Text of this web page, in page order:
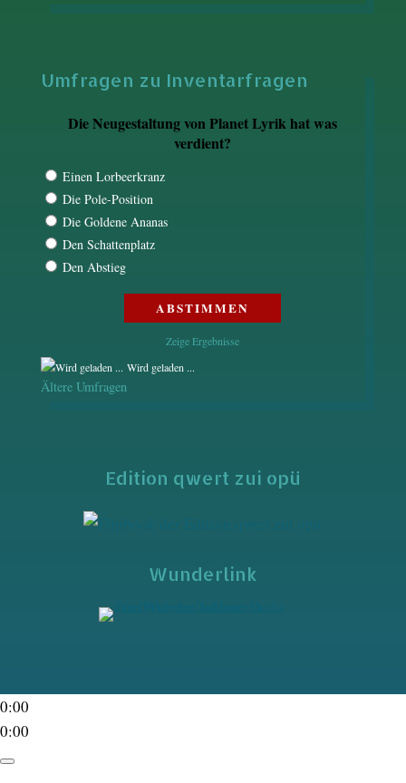
Umfragen zu Inventarfragen
Die Neugestaltung von Planet Lyrik hat was
verdient?
Einen Lorbeerkranz
Die Pole-Position
Die Goldene Ananas
Den Schattenplatz
Den Abstieg
Zeige Ergebnisse
Wird geladen ...
Ältere Umfragen
Edition qwert zui opü
Wunderlink
0:00
0:00